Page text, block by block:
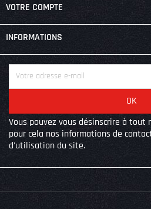
VOTRE COMPTE
INFORMATIONS
Vous pouvez vous désinscrire à tout
pour cela nos informations de
d'utilisation du site.